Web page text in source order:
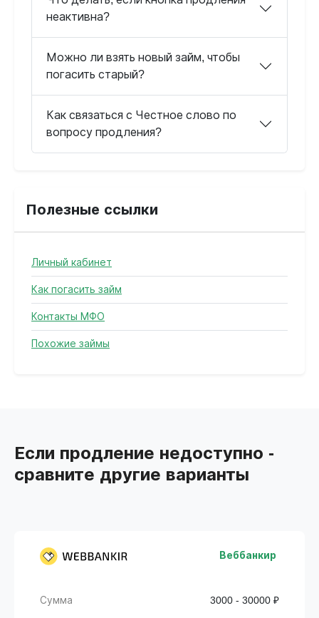
неактивна?
Можно ли взять новый займ, чтобы
погасить старый?
Как связаться с Честное слово по
вопросу продления?
Полезные ссылки
Личный кабинет
Как погасить займ
Контакты МФО
Похожие займы
Если продление недоступно -
сравните другие варианты
Веббанкир
Сумма 3000 - 30000 ₽